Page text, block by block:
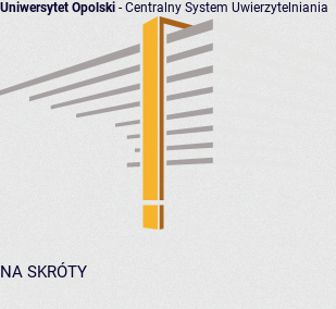
Uniwersytet Opolski - Centralny System Uwierzytelniania
NA SKRÓTY